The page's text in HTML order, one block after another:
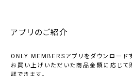
アプリのご紹介
ONLY MEMBERSアプリをダウンロードす
お買い上げいただいた商品金額に応じて
認できます。